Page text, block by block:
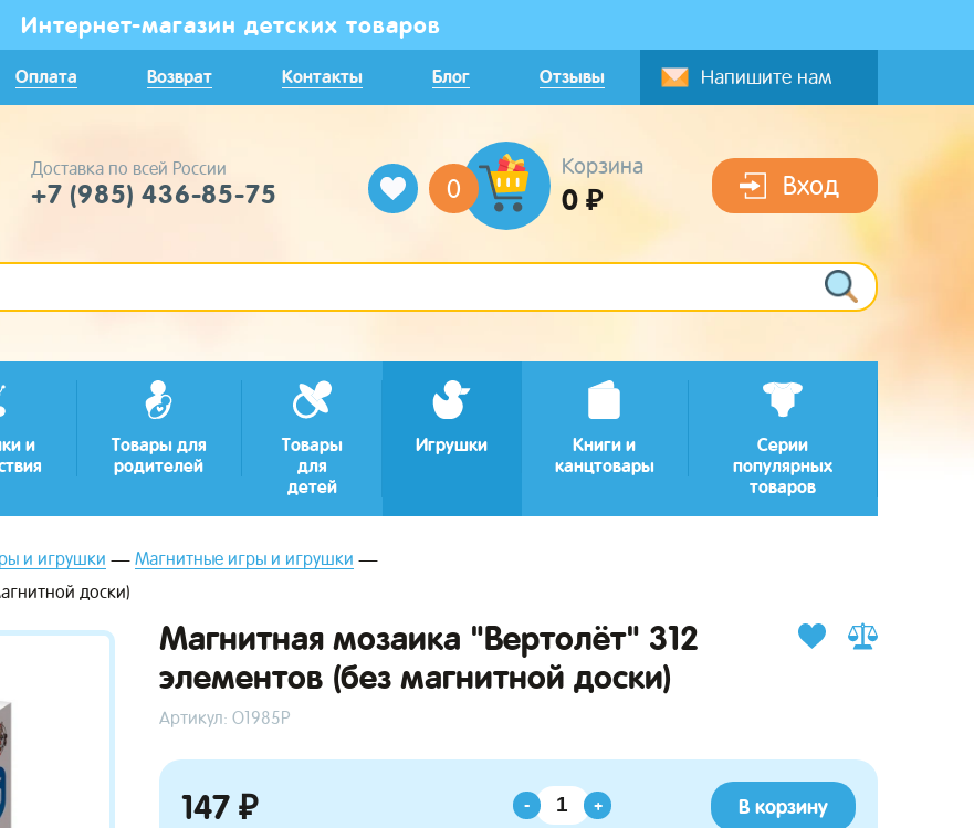
Интернет-магазин детских товаров
Оплата Возврат Контакты Блог Отзывы Напишите нам
Доставка по всей России
+7 (985) 436-85-75 0
Корзина
0 ₽ Вход
и
Товары для
родителей
Товары
для
детей
Игрушки
Книги и
канцтовары
Серии
популярных
товаров
и игрушки
Магнитные игры и игрушки
доски)
Магнитная мозаика "Вертолёт" 312
элементов (без магнитной доски)
Артикул: О1985Р
147 ₽ - + В корзину